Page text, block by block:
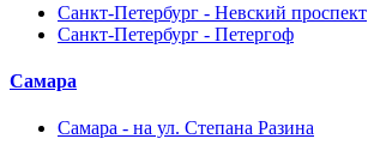
Санкт-Петербург - Невский проспект
Санкт-Петербург - Петергоф
Самара
Самара - на ул. Степана Разина